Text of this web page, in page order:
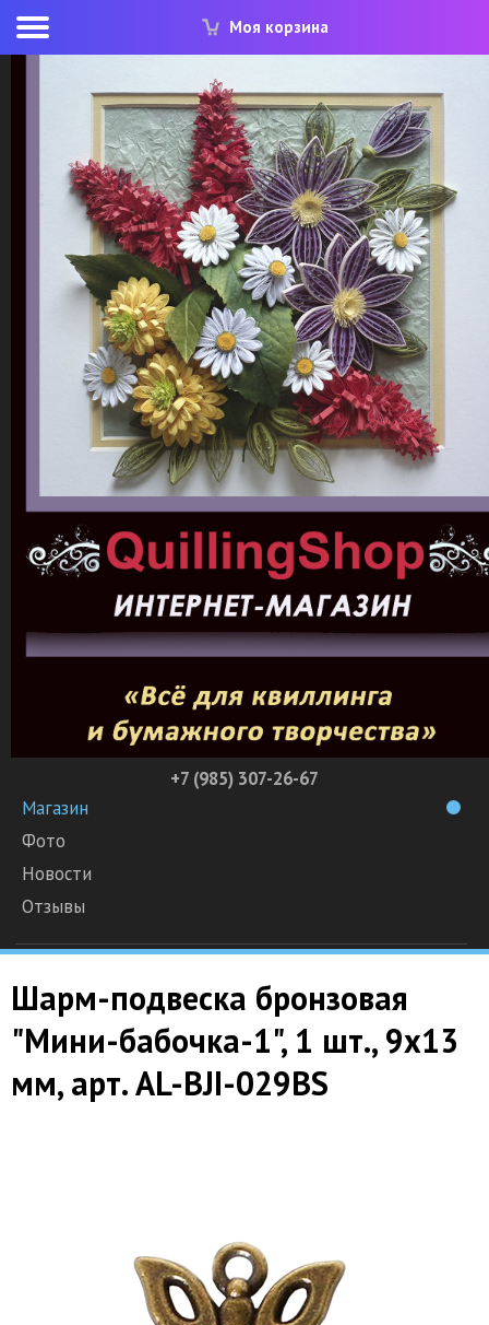
Моя корзина
+7 (985) 307-26-67
Магазин
Фото
Новости
Отзывы
Шарм-подвеска бронзовая
"Мини-бабочка-1", 1 шт., 9х13
мм, арт. AL-BJI-029BS